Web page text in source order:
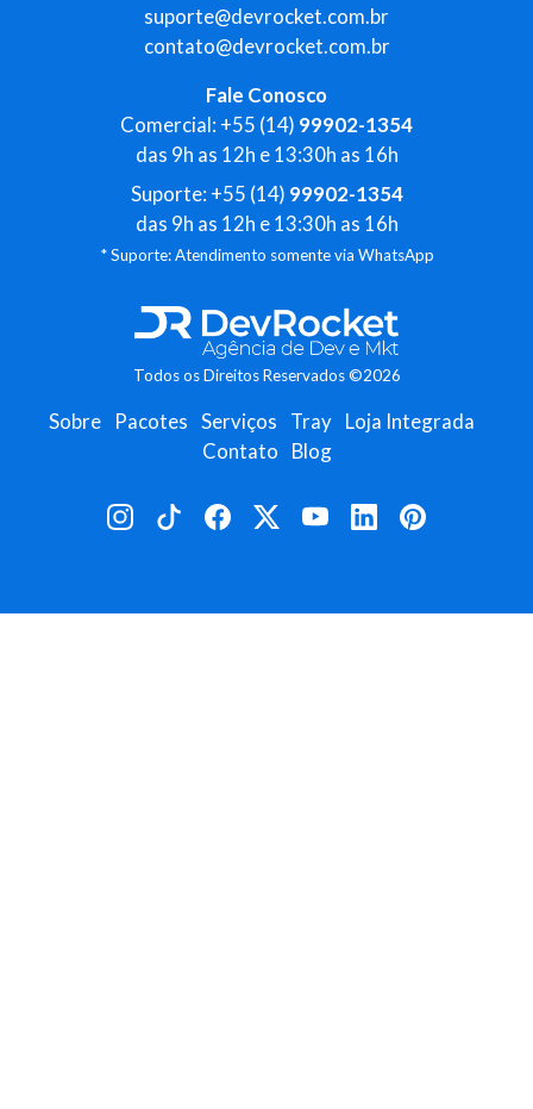
suporte@devrocket.com.br
contato@devrocket.com.br
Fale Conosco
Comercial: +55 (14) 99902-1354
das 9h as 12h e 13:30h as 16h
Suporte: +55 (14) 99902-1354
das 9h as 12h e 13:30h as 16h
* Suporte: Atendimento somente via WhatsApp
Todos os Direitos Reservados ©2026
Sobre Pacotes Serviços Tray Loja Integrada
Contato
Blog